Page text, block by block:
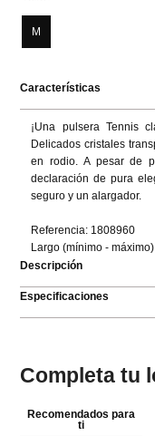
M
Características
¡Una pulsera Tennis
Delicados cristales
en rodio. A pesar de
declaración de pura
seguro y un alargador.
Referencia: 1808960
Largo (mínimo -
Descripción
Especificaciones
Completa tu
Recomendados para
ti